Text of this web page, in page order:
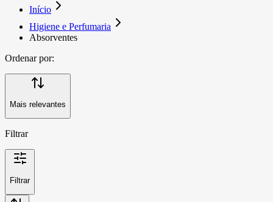
Início
Higiene e Perfumaria
Absorventes
Ordenar por:
Mais relevantes
Filtrar
Filtrar